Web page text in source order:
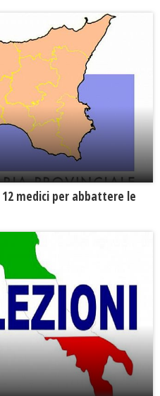
medici per abbattere le